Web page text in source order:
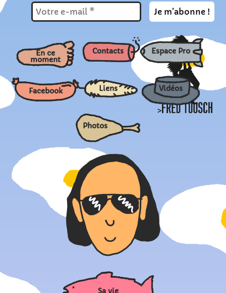
>
En ce
moment
Contacts Espace Pro
Facebook Liens Vidéos
Photos
Sa vie